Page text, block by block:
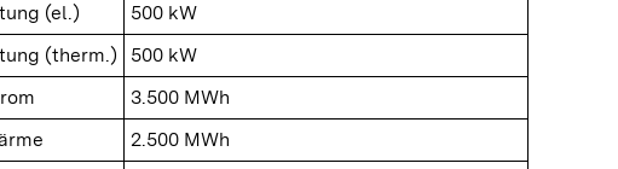
(el.)
500 kW
(therm.)
500 kW
3.500 MWh
2.500 MWh